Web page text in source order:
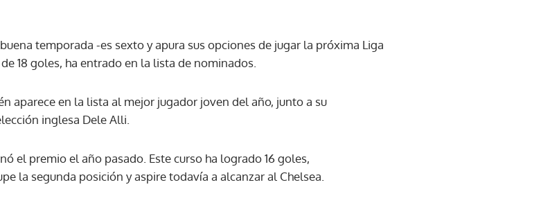
temporada -es sexto y apura sus opciones de jugar la próxima Liga
18 goles, ha entrado en la lista de nominados.
aparece en la lista al mejor jugador joven del año, junto a su
inglesa Dele Alli.
el premio el año pasado. Este curso ha logrado 16 goles,
la segunda posición y aspire todavía a alcanzar al Chelsea.